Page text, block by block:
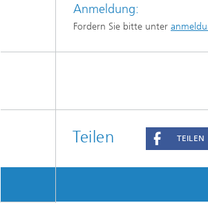
Anmeldung:
Fordern Sie bitte unter
Teilen TEILEN